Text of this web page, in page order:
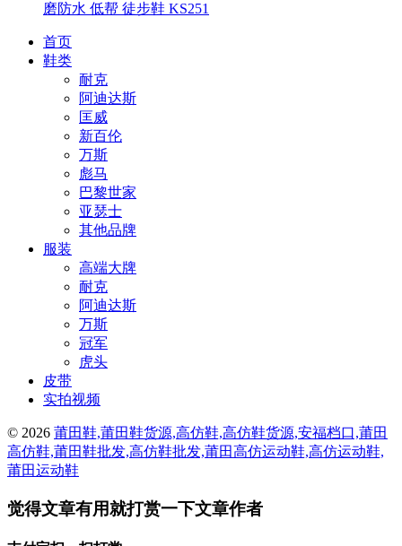
磨防水 低帮 徒步鞋 KS251
首页
鞋类
耐克
阿迪达斯
匡威
新百伦
万斯
彪马
巴黎世家
亚瑟士
其他品牌
服装
高端大牌
耐克
阿迪达斯
万斯
冠军
虎头
皮带
实拍视频
© 2026 莆田鞋,莆田鞋货源,高仿鞋,高仿鞋货源,安福档口,莆田
高仿鞋,莆田鞋批发,高仿鞋批发,莆田高仿运动鞋,高仿运动鞋,
莆田运动鞋
觉得文章有用就打赏一下文章作者